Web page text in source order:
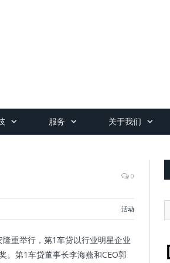
服务 关于我们
0
活动
重举行，第1车贷以行业明星企业
。第1车贷董事长李海燕和CEO郭